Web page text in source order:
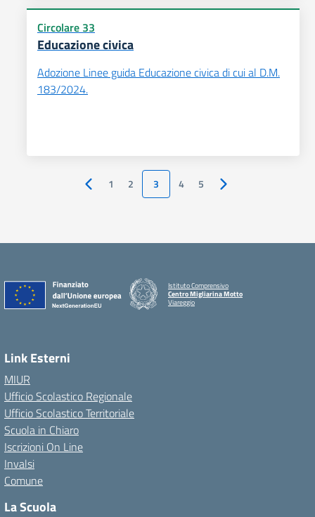
Circolare 33
Educazione civica
Adozione Linee guida Educazione civica di cui al D.M.
183/2024.
Pagina precedente
1 2 3 4 5 Pagina successiva
Istituto Comprensivo
Centro Migliarina Motto
Viareggio
Link Esterni
MIUR
Ufficio Scolastico Regionale
Ufficio Scolastico Territoriale
Scuola in Chiaro
Iscrizioni On Line
Invalsi
Comune
La Scuola